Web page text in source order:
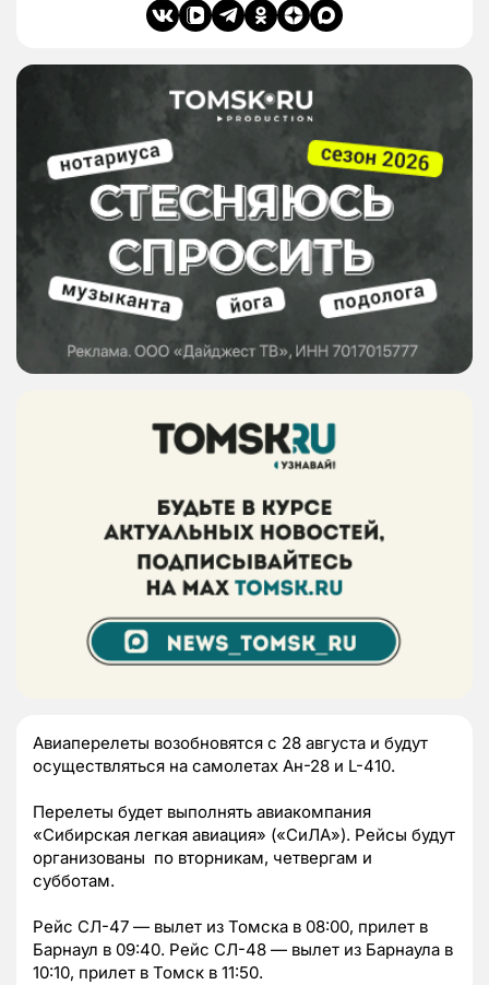
Авиаперелеты возобновятся с 28 августа и будут
осуществляться на самолетах Ан-28 и L-410.
Перелеты будет выполнять авиакомпания
«Сибирская легкая авиация» («СиЛА»). Рейсы будут
организованы по вторникам, четвергам и
субботам.
Рейс СЛ-47 — вылет из Томска в 08:00, прилет в
Барнаул в 09:40. Рейс СЛ-48 — вылет из Барнаула в
10:10, прилет в Томск в 11:50.